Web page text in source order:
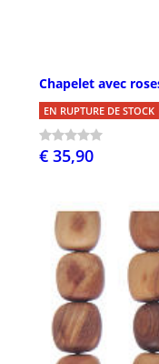
Chapelet avec
EN RUPTURE DE STOCK
€ 35,90